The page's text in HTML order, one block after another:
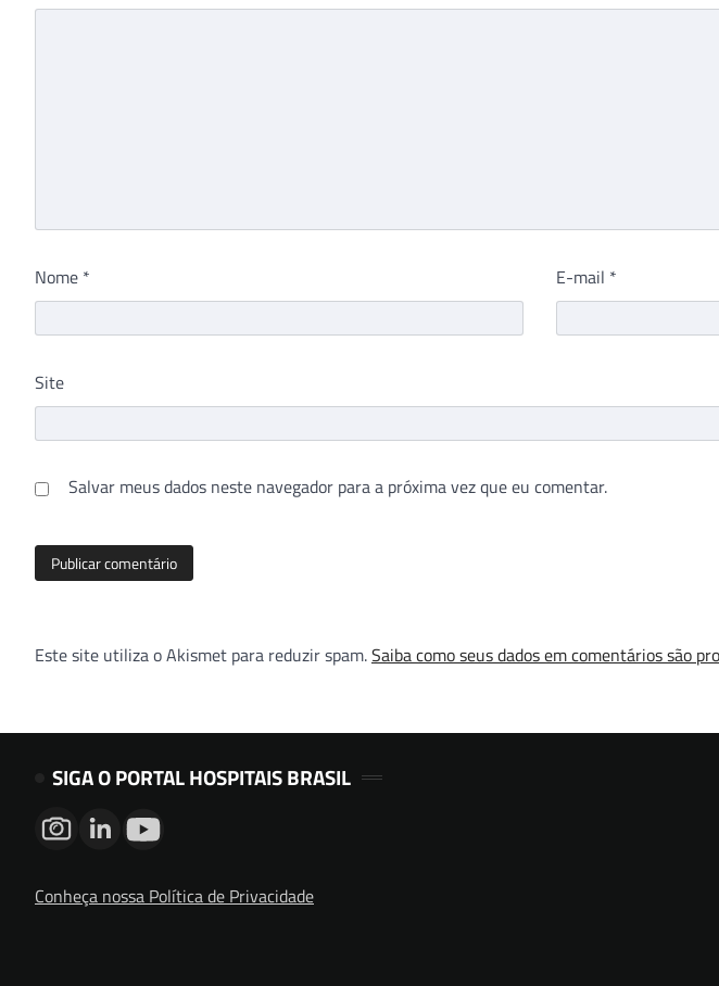
Nome * E-mail *
Site
Salvar meus dados neste navegador para a próxima vez que eu comentar.
Este site utiliza o Akismet para reduzir spam.Saiba como seus dados em comentários são
SIGA O PORTAL HOSPITAIS BRASIL
Conheça nossa Política de Privacidade